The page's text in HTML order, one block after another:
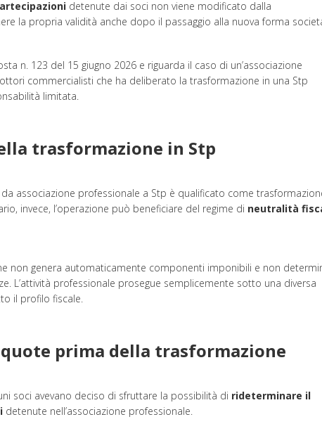
detenute dai soci non viene modificato dalla
la propria validità anche dopo il passaggio alla nuova forma
n. 123 del 15 giugno 2026 e riguarda il caso di un’associazione
commercialisti che ha deliberato la trasformazione in una Stp
limitata.
trasformazione in Stp
associazione professionale a Stp è qualificato come
invece, l’operazione può beneficiare del regime di neutralità
non genera automaticamente componenti imponibili e non
L’attività professionale prosegue semplicemente sotto una diversa
il profilo fiscale.
prima della trasformazione
soci avevano deciso di sfruttare la possibilità di rideterminare il
detenute nell’associazione professionale.